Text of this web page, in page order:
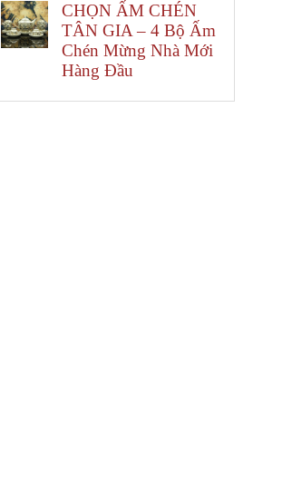
CHỌN ẤM CHÉN
TÂN GIA – 4 Bộ Ấm
Chén Mừng Nhà Mới
Hàng Đầu